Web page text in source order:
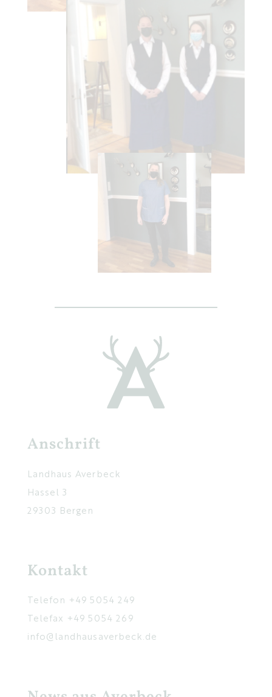
Anschrift
Landhaus Averbeck
Hassel 3
29303 Bergen
Kontakt
Telefon +49 5054 249
Telefax +49 5054 269
info@landhausaverbeck.de